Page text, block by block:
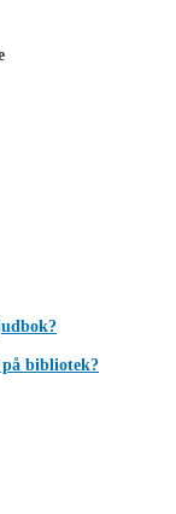
bibliotek?